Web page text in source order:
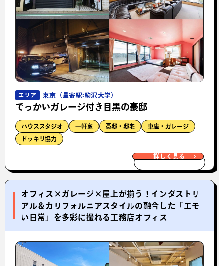
エリア 東京（最寄駅:駒沢大学）
でっかいガレージ付き目黒の豪邸
ハウススタジオ 一軒家 豪邸・邸宅 車庫・ガレージ
ドッキリ協力
詳しく見る
オフィス×ガレージ×屋上が揃う！インダストリ
アル＆カリフォルニアスタイルの融合した「エモ
い日常」を多彩に撮れる工務店オフィス